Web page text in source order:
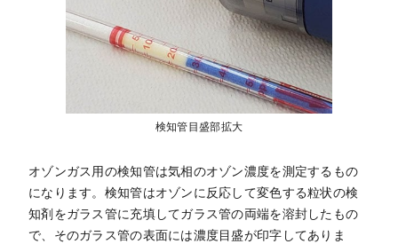
検知管目盛部拡大
オゾンガス用の検知管は気相のオゾン濃度を測定するもの
になります。検知管はオゾンに反応して変色する粒状の検
知剤をガラス管に充填してガラス管の両端を溶封したもの
で、そのガラス管の表面には濃度目盛が印字してありま